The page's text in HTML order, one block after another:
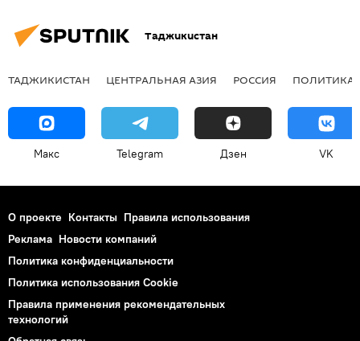
Таджикистан
ТАДЖИКИСТАН ЦЕНТРАЛЬНАЯ АЗИЯ РОССИЯ ПОЛИТИКА
Макс Telegram Дзен VK
О проекте Контакты Правила использования
Реклама Новости компаний
Политика конфиденциальности
Политика использования Cookie
Правила применения рекомендательных
технологий